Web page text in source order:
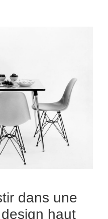
dans une
haut